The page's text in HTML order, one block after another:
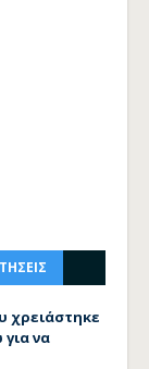
χρειάστηκε
για να